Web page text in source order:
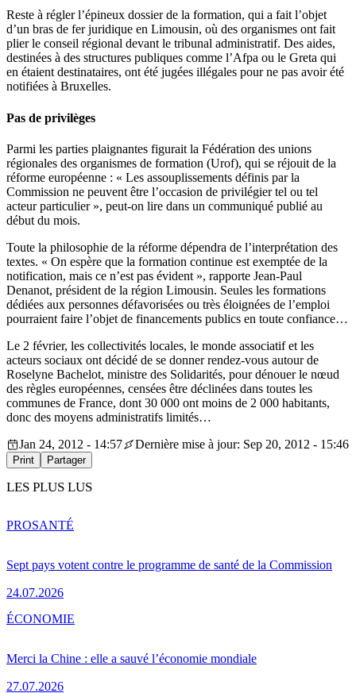
Reste à régler l’épineux dossier de la formation, qui a fait l’objet
d’un bras de fer juridique en Limousin, où des organismes ont fait
plier le conseil régional devant le tribunal administratif. Des aides,
destinées à des structures publiques comme l’Afpa ou le Greta qui
en étaient destinataires, ont été jugées illégales pour ne pas avoir été
notifiées à Bruxelles.
Pas de privilèges
Parmi les parties plaignantes figurait la Fédération des unions
régionales des organismes de formation (Urof), qui se réjouit de la
réforme européenne : « Les assouplissements définis par la
Commission ne peuvent être l’occasion de privilégier tel ou tel
acteur particulier », peut-on lire dans un communiqué publié au
début du mois.
Toute la philosophie de la réforme dépendra de l’interprétation des
textes. « On espère que la formation continue est exemptée de la
notification, mais ce n’est pas évident », rapporte Jean-Paul
Denanot, président de la région Limousin. Seules les formations
dédiées aux personnes défavorisées ou très éloignées de l’emploi
pourraient faire l’objet de financements publics en toute confiance…
Le 2 février, les collectivités locales, le monde associatif et les
acteurs sociaux ont décidé de se donner rendez-vous autour de
Roselyne Bachelot, ministre des Solidarités, pour dénouer le nœud
des règles européennes, censées être déclinées dans toutes les
communes de France, dont 30 000 ont moins de 2 000 habitants,
donc des moyens administratifs limités…
Jan 24, 2012 - 14:57
Dernière mise à jour: Sep 20, 2012 - 15:46
Print Partager
LES PLUS LUS
Sept pays votent contre le programme de santé de la Commission
24.07.2026
PROSANTÉ
Merci la Chine : elle a sauvé l’économie mondiale
27.07.2026
ÉCONOMIE